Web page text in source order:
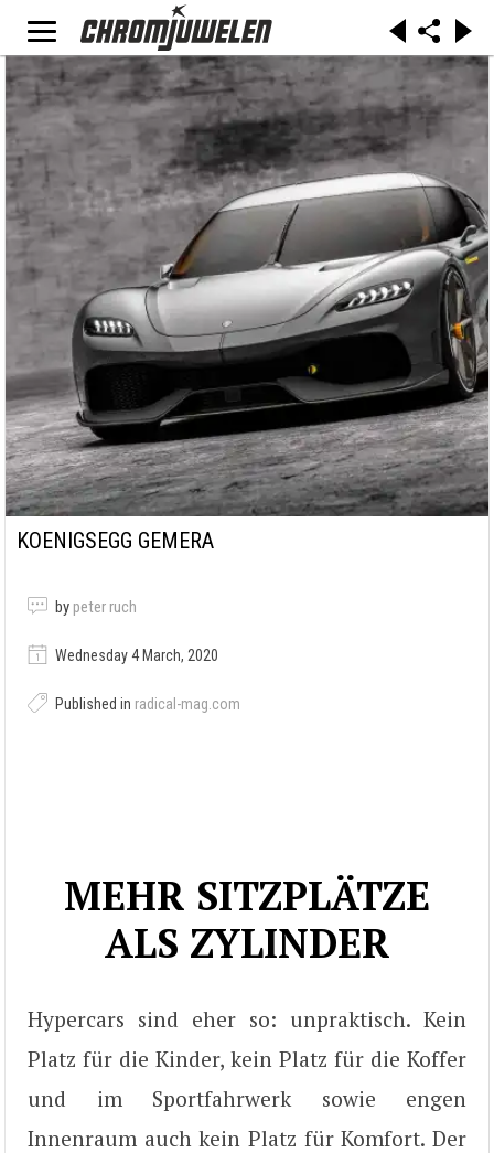
KOENIGSEGG GEMERA
by peter ruch
Wednesday 4 March, 2020
Published in radical-mag.com
MEHR SITZPLÄTZE
ALS ZYLINDER
Hypercars sind eher so: unpraktisch. Kein
Platz für die Kinder, kein Platz für die Koffer
und im Sportfahrwerk sowie engen
Innenraum auch kein Platz für Komfort. Der